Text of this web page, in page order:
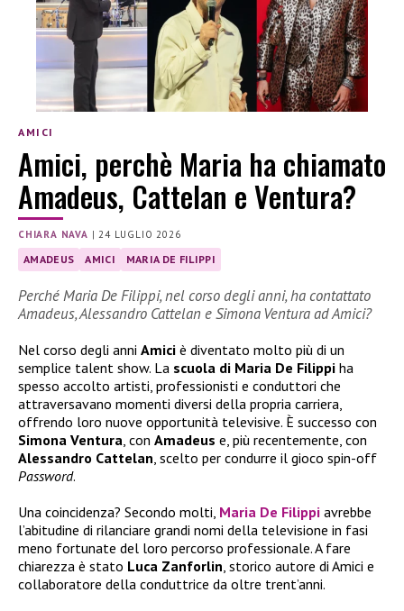
AMICI
Amici, perchè Maria ha chiamato
Amadeus, Cattelan e Ventura?
CHIARA NAVA |24 LUGLIO 2026
AMADEUS AMICI MARIA DE FILIPPI
Perché Maria De Filippi, nel corso degli anni, ha contattato
Amadeus, Alessandro Cattelan e Simona Ventura ad Amici?
Nel corso degli anni Amici è diventato molto più di un
semplice talent show. La scuola di Maria De Filippi ha
spesso accolto artisti, professionisti e conduttori che
attraversavano momenti diversi della propria carriera,
offrendo loro nuove opportunità televisive. È successo con
Simona Ventura , con Amadeus e, più recentemente, con
Alessandro Cattelan , scelto per condurre il gioco spin-off
Password.
Una coincidenza? Secondo molti, Maria De Filippi avrebbe
l’abitudine di rilanciare grandi nomi della televisione in fasi
meno fortunate del loro percorso professionale. A fare
chiarezza è stato Luca Zanforlin , storico autore di Amici e
collaboratore della conduttrice da oltre trent’anni.